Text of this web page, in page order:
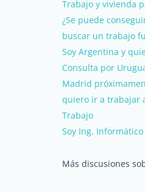
Trabajo y vivienda
¿Se puede
buscar un trabajo
Soy Argentina y
Consulta por
Madrid
quiero ir a trabajar
Trabajo
Soy Ing.
Más discusiones